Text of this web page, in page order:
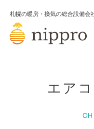
札幌の暖房・換気の総合設備会
エア